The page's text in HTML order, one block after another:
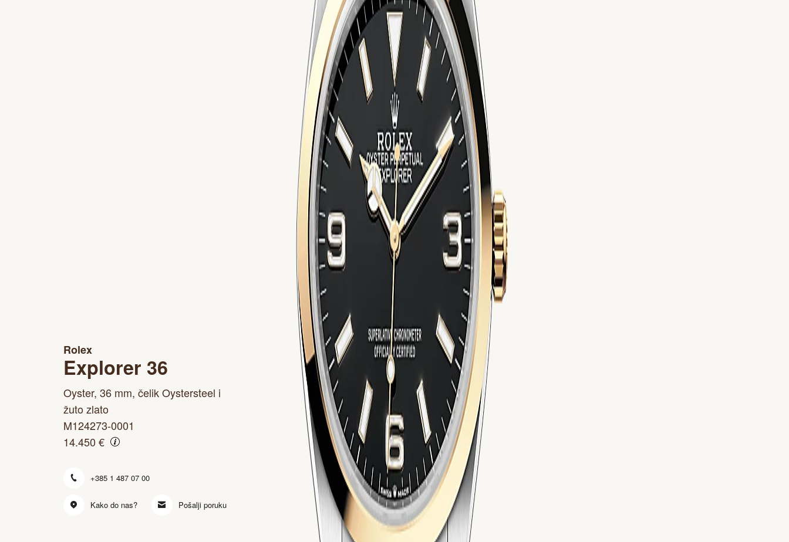
Rolex
Explorer 36
Oyster, 36 mm, čelik Oystersteel i
žuto zlato
M124273-0001
14.450 €
+385 1 487 07 00
Kako do nas? Pošalji poruku